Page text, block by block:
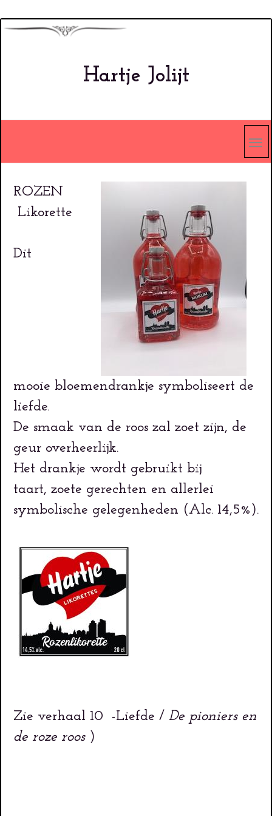
Overslaan
Hartje Jolijt
ROZEN
Likorette
Dit
mooie bloemendrankje symboliseert de
liefde.
De smaak van de roos zal zoet zijn, de
geur overheerlijk.
Het drankje wordt gebruikt bij
taart, zoete gerechten en allerlei
symbolische gelegenheden (Alc. 14,5%).
Zie verhaal 10 -Liefde / De pioniers en
de roze roos)